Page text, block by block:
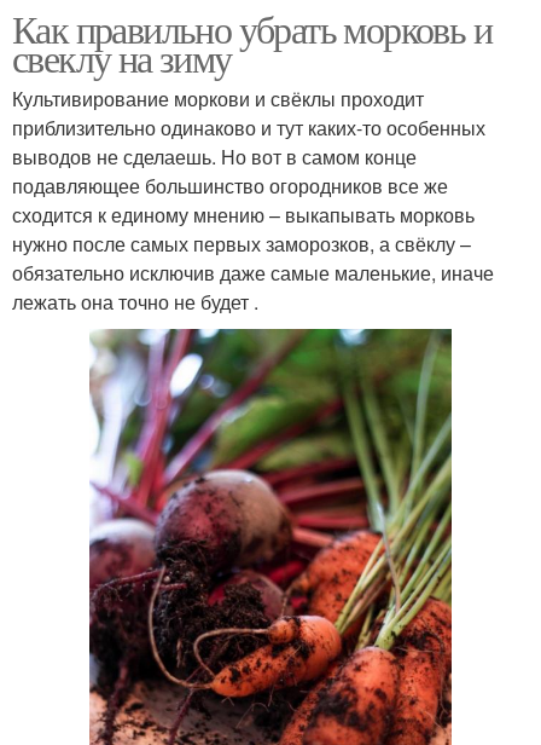
Как правильно убрать морковь и
свеклу на зиму
Культивирование моркови и свёклы проходит
приблизительно одинаково и тут каких-то особенных
выводов не сделаешь. Но вот в самом конце
подавляющее большинство огородников все же
сходится к единому мнению – выкапывать морковь
нужно после самых первых заморозков, а свёклу –
обязательно исключив даже самые маленькие, иначе
лежать она точно не будет .